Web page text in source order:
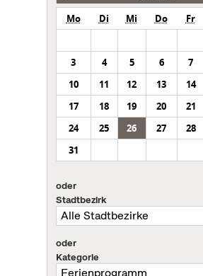
Mo Di Mi Do Fr
3
4 5 6 7
10
11 12 13 14
17
18 19 20 21
24
25 26 27 28
31
oder
Stadtbezirk
oder
Kategorie